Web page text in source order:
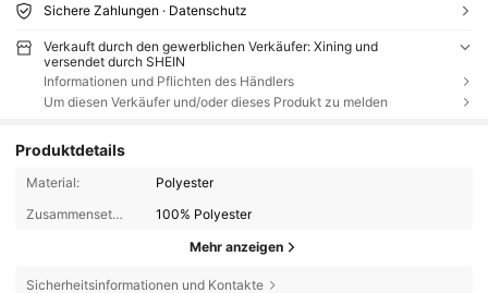
Sichere Zahlungen · Datenschutz
Verkauft durch den gewerblichen Verkäufer: Xining und
versendet durch SHEIN
Informationen und Pflichten des Händlers
Um diesen Verkäufer und/oder dieses Produkt zu melden
Produktdetails
Material:
Polyester
Zusammensetzung:
100% Polyester
Mehr anzeigen
Sicherheitsinformationen und Kontakte